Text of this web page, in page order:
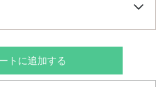
トに追加する